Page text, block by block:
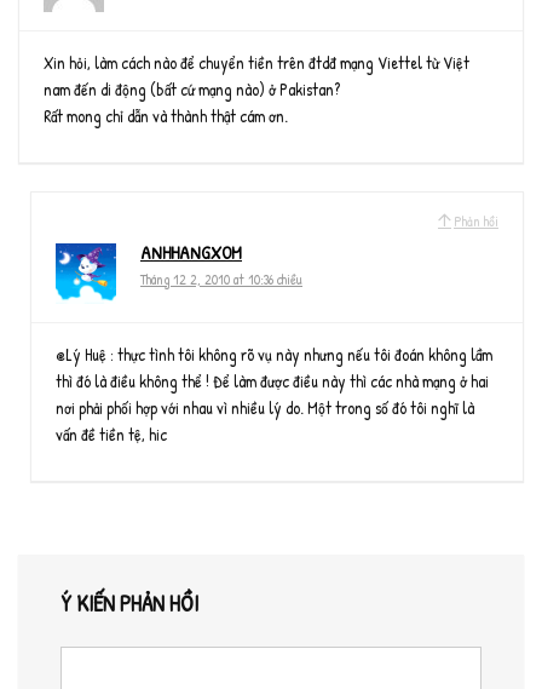
Xin hỏi, làm cách nào để chuyển tiền trên đtdđ mạng Viettel từ Việt
nam đến di động (bất cứ mạng nào) ở Pakistan?
Rất mong chỉ dẫn và thành thật cám ơn.
Phản hồi
ANHHANGXOM
Tháng 12 2, 2010 at 10:36 chiều
@Lý Huệ : thực tình tôi không rõ vụ này nhưng nếu tôi đoán không lầm
thì đó là điều không thể ! Để làm được điều này thì các nhà mạng ở hai
nơi phải phối hợp với nhau vì nhiều lý do. Một trong số đó tôi nghĩ là
vấn đề tiền tệ, hic
Ý KIẾN PHẢN HỒI